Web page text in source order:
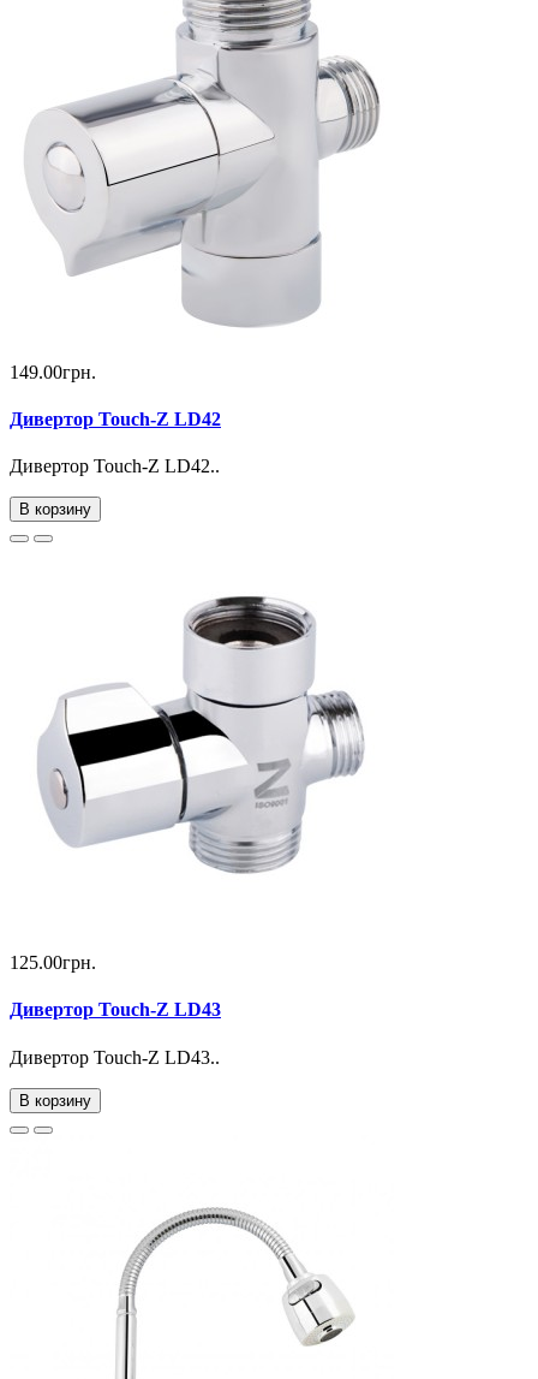
149.00грн.
Дивертор Touch-Z LD42
Дивертор Touch-Z LD42..
В корзину
125.00грн.
Дивертор Touch-Z LD43
Дивертор Touch-Z LD43..
В корзину